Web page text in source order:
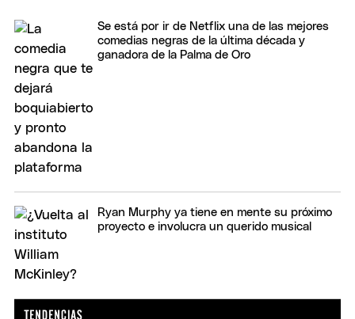
Se está por ir de Netflix una de las mejores
comedias negras de la última década y
ganadora de la Palma de Oro
Ryan Murphy ya tiene en mente su próximo
proyecto e involucra un querido musical